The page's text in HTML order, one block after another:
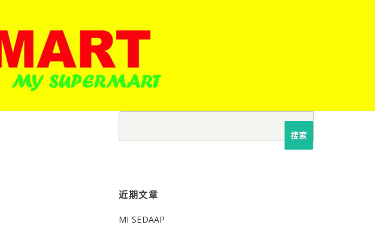
近期文章
MI SEDAAP